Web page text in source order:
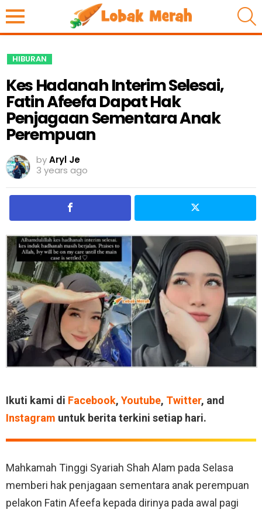
HIBURAN
Kes Hadanah Interim Selesai,
Fatin Afeefa Dapat Hak
Penjagaan Sementara Anak
Perempuan
byAryl Je
3 years ago
Ikuti kami di Facebook, Youtube, Twitter, and
Instagram untuk berita terkini setiap hari.
Mahkamah Tinggi Syariah Shah Alam pada Selasa
memberi hak penjagaan sementara anak perempuan
pelakon Fatin Afeefa kepada dirinya pada awal pagi